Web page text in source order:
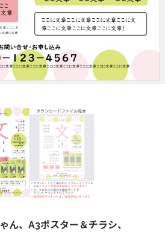
ん、A3ポスター＆チラシ、